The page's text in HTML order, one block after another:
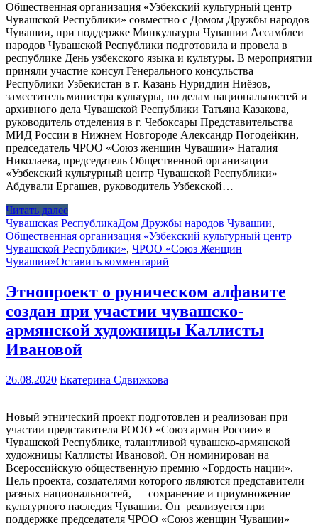
Общественная организация «Узбекский культурный центр
Чувашской Республики» совместно с Домом Дружбы народов
Чувашии, при поддержке Минкультуры Чувашии Ассамблеи
народов Чувашской Республики подготовила и провела в
республике День узбекского языка и культуры. В мероприятии
приняли участие консул Генерального консульства
Республики Узбекистан в г. Казань Нуриддин Ниёзов,
заместитель министра культуры, по делам национальностей и
архивного дела Чувашской Республики Татьяна Казакова,
руководитель отделения в г. Чебоксары Представительства
МИД России в Нижнем Новгороде Александр Погодейкин,
председатель ЧРОО «Союз женщин Чувашии» Наталия
Николаева, председатель Общественной организации
«Узбекский культурный центр Чувашской Республики»
Абдували Ергашев, руководитель Узбекской…
Читать далее
Чувашская РеспубликаДом Дружбы народов Чувашии,
Общественная организация «Узбекский культурный центр
Чувашской Республики», ЧРОО «Союз Женщин
Чувашии»Оставить комментарий
Этнопроект о руническом алфавите
создан при участии чувашско-
армянской художницы Каллисты
Ивановой
26.08.2020 Екатерина Сдвижкова
Новый этнический проект подготовлен и реализован при
участии представителя РООО «Союз армян России» в
Чувашской Республике, талантливой чувашско-армянской
художницы Каллисты Ивановой. Он номинирован на
Всероссийскую общественную премию «Гордость нации».
Цель проекта, создателями которого являются представители
разных национальностей, — сохранение и приумножение
культурного наследия Чувашии. Он реализуется при
поддержке председателя ЧРОО «Союз женщин Чувашии»